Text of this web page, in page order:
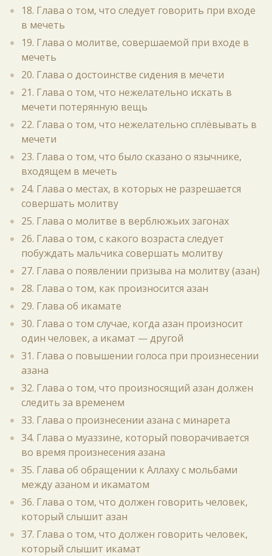
18. Глава о том, что следует говорить при входе
в мечеть
19. Глава о молитве, совершаемой при входе в
мечеть
20. Глава о достоинстве сидения в мечети
21. Глава о том, что нежелательно искать в
мечети потерянную вещь
22. Глава о том, что нежелательно сплёвывать в
мечети
23. Глава о том, что было сказано о язычнике,
входящем в мечеть
24. Глава о местах, в которых не разрешается
совершать молитву
25. Глава о молитве в верблюжьих загонах
26. Глава о том, с какого возраста следует
побуждать мальчика совершать молитву
27. Глава о появлении призыва на молитву (азан)
28. Глава о том, как произносится азан
29. Глава об икамате
30. Глава о том случае, когда азан произносит
один человек, а икамат — другой
31. Глава о повышении голоса при произнесении
азана
32. Глава о том, что произносящий азан должен
следить за временем
33. Глава о произнесении азана с минарета
34. Глава о муаззине, который поворачивается
во время произнесения азана
35. Глава об обращении к Аллаху с мольбами
между азаном и икаматом
36. Глава о том, что должен говорить человек,
который слышит азан
37. Глава о том, что должен говорить человек,
который слышит икамат